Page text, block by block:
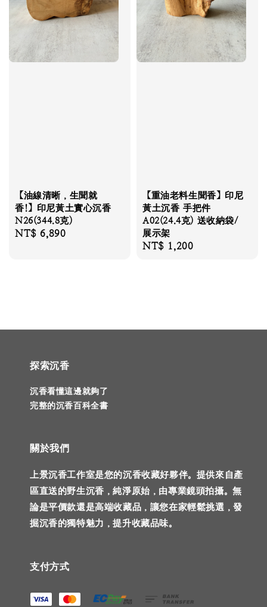
【油線清晰，生聞就
香!】印尼黃土實心沉香
N26(344.8克)
Regular
NT$ 6,890
【重油老料生聞香】印尼
黃土沉香 手把件
A02(24.4克) 送收納袋/
展示架
Regular
NT$ 1,200
探索沉香
沉香看懂這邊就夠了
完整的沉香百科全書
關於我們
上景沉香工作室是您的沉香收藏好夥伴。提供來自產
區直送的野生沉香，純淨原始，由專業鏡頭拍攝。無
論是平價款還是高端收藏品，讓您在家輕鬆挑選，發
掘沉香的獨特魅力，提升收藏品味。
支付方式